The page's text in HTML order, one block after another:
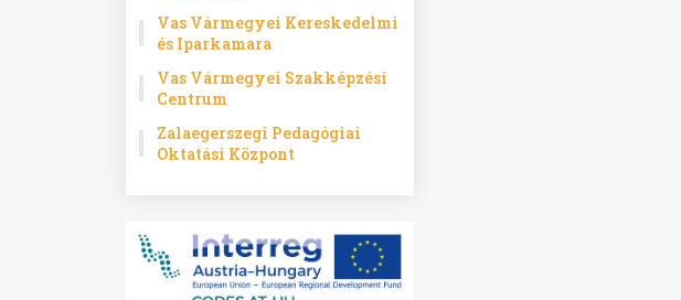
Vas Vármegyei Kereskedelmi
és Iparkamara
Vas Vármegyei Szakképzési
Centrum
Zalaegerszegi Pedagógiai
Oktatási Központ